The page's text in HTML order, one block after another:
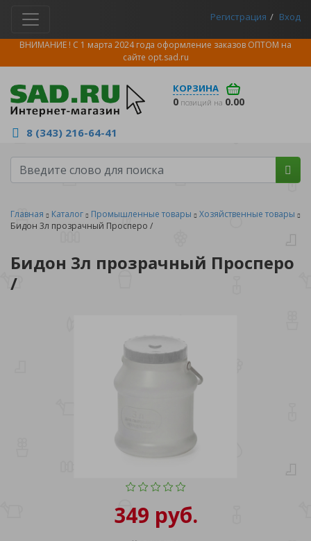
Регистрация Вход
ВНИМАНИЕ ! С 1 марта 2024 года оформление заказов ОПТОМ на
сайте opt.sad.ru
КОРЗИНА
0 позиций на 0.00
8 (343) 216-64-41
Главная Каталог Промышленные товары
Хозяйственные товары
Бидон 3л прозрачный Просперо /
Бидон 3л прозрачный Просперо
/
349 руб.